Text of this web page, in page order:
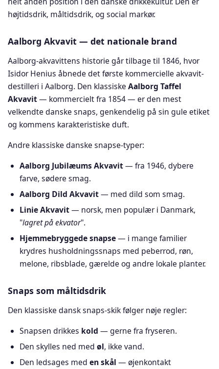
højtidsdrik, måltidsdrik, og social markør.
Aalborg Akvavit — det nationale brand
Aalborg-akvavittens historie går tilbage til 1846, hvor
Isidor Henius åbnede det første kommercielle akvavit-
destilleri i Aalborg. Den klassiske Aalborg Taffel
Akvavit— kommercielt fra 1854 — er den mest
velkendte danske snaps, genkendelig på sin gule etiket
og kommens karakteristiske duft.
Andre klassiske danske snapse-typer:
Aalborg Jubilæums Akvavit— fra 1946, dybere
farve, sødere smag.
Aalborg Dild Akvavit— med dild som smag.
Linie Akvavit— norsk, men populær i Danmark,
"lagret på ekvator".
Hjemmebryggede snapse— i mange familier
krydres husholdningssnaps med peberrod, røn,
melone, ribsblade, gærelde og andre lokale planter.
Snaps som måltidsdrik
Den klassiske dansk snaps-skik følger nøje regler:
Snapsen drikkes kold — gerne fra fryseren.
Den skylles ned med øl, ikke vand.
Den ledsages med en skål — øjenkontakt